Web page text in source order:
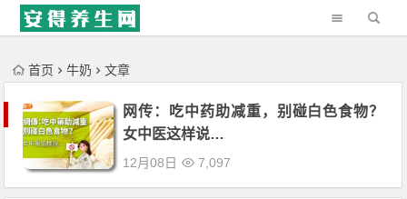
'); })();
首页 牛奶 文章
网传：吃中药助减重，别碰白色食物？
女中医这样说…
12月08日 7,097